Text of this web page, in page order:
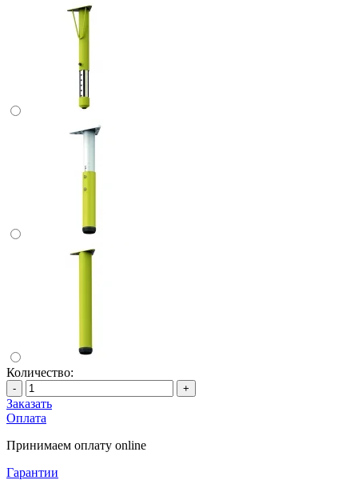
Количество:
- +
Заказать
Оплата
Принимаем оплату online
Гарантии